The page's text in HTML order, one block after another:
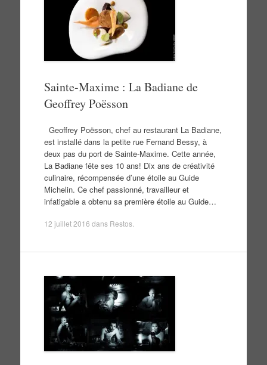
Sainte-Maxime : La Badiane de
Geoffrey Poësson
Geoffrey Poësson, chef au restaurant La Badiane,
est installé dans la petite rue Fernand Bessy, à
deux pas du port de Sainte-Maxime. Cette année,
La Badiane fête ses 10 ans! Dix ans de créativité
culinaire, récompensée d’une étoile au Guide
Michelin. Ce chef passionné, travailleur et
infatigable a obtenu sa première étoile au Guide…
12 juillet 2016 dans Restos.